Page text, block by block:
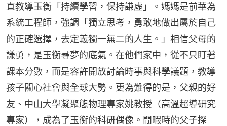
直教導玉衡「持續學習，保持謙虛」。媽媽是前華為
系統工程師，強調「獨立思考，勇敢地做出屬於自己
的正確選擇，去定義獨一無二的人生。」相信父母的
謙勇，是玉衡尋夢的底氣。在他們家中，從不只盯著
課本分數，而是容許開放討論時事與科學議題，教導
孩子關心社會與全球大勢。更為難得的是，父親的好
友、中山大學凝聚態物理專家姚教授（高溫超導研究
專家），成為了玉衡的科研偶像。閒暇時的父子探